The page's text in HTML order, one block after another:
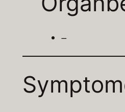
–